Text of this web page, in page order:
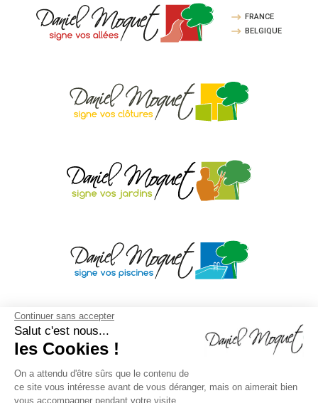
Continuer sans accepter
Salut c'est nous...
les Cookies !
On a attendu d'être sûrs que le contenu de
ce site vous intéresse avant de vous déranger, mais on aimerait bien
vous accompagner pendant votre visite...
FRANCE
BELGIQUE